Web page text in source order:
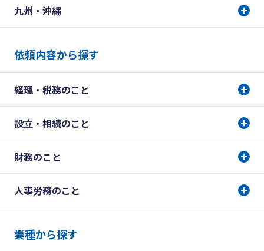
九州・沖縄
依頼内容から探す
経理・税務のこと
設立・相続のこと
財務のこと
人事労務のこと
業種から探す